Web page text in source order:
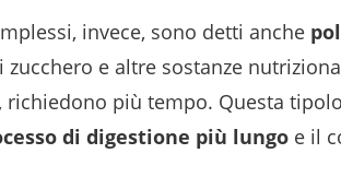
invece, sono detti anche
e altre sostanze
richiedono più tempo. Questa
di digestione più lungo e il